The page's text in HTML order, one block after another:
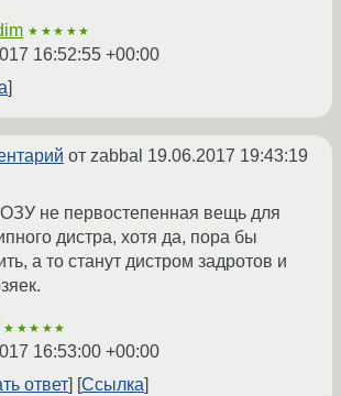
★★★★★
16:52:55 +00:00
от zabbal 19.06.2017 19:43:19
не первостепенная вещь для
дистра, хотя да, пора бы
а то станут дистром задротов и
★★★★★
16:53:00 +00:00
ответ
Ссылка